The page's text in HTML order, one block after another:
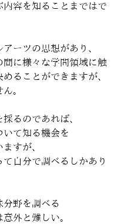
容を知ることまではで
ーツの思想があり、
間に様々な学問領域に触
ることができますが、
。
るのであれば、
いて知る機会を
すが、
自分で調べるしかあり
分野を調べる
外と難しい。